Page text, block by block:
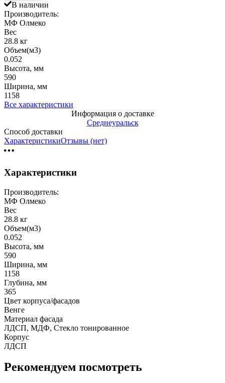
В наличии
Производитель:
МФ Олмеко
Вес
28.8 кг
Объем(м3)
0.052
Высота, мм
590
Ширина, мм
1158
Все характеристики
Информация о доставке
Среднеуральск
Способ доставки
ХарактеристикиОтзывы (нет)
Характеристики
Производитель:
МФ Олмеко
Вес
28.8 кг
Объем(м3)
0.052
Высота, мм
590
Ширина, мм
1158
Глубина, мм
365
Цвет корпуса/фасадов
Венге
Материал фасада
ЛДСП, МДФ, Стекло тонированное
Корпус
ЛДСП
Рекомендуем посмотреть